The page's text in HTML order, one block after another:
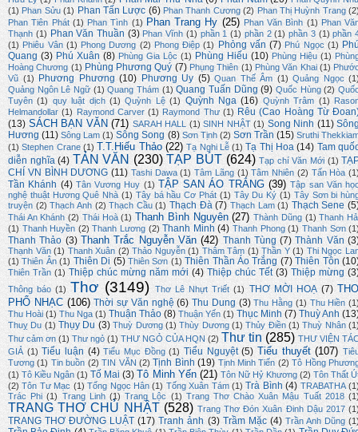
(1) Phan Sửu (1) Phan Tấn Lược (6) Phan Thanh Cương (2) Phan Thị Huỳnh Trang
Phan Tiên Phát (1) Phan Tình (1) Phan Trang Hy (25) Phan Văn Bình (1) Phan
Thạnh (1) Phan Văn Thuần (3) Phan Vĩnh (1) phần 1 (1) phần 2 (1) phần 3 (1) phần
(1) Phiêu Vân (1) Phong Dương (2) Phong Điệp (1) Phỏng vấn (7) Phú Ngọc (1)
Quang (3) Phú Xuân (8) Phùng Gia Lộc (1) Phùng Hiếu (10) Phùng Hiệu (1)
Hoàng Chương (1) Phùng Phương Quý (7) Phụng Thiên (1) Phùng Văn Khai (1)
Vũ (1) Phương Phương (10) Phương Uy (5) Quan Thế Âm (1) Quảng Ngọc
Quảng Ngôn Lê Ngữ (1) Quang Thám (1) Quang Tuấn Dũng (9) Quốc Hùng (2)
Tuyên (1) quy luật dịch (1) Quỳnh Lệ (1) Quỳnh Nga (16) Quỳnh Trâm (1)
Helmandollar (1) Raymond Carver (1) Raymond Thư (1) Rêu (Cao Hoàng Từ
(13) SÁCH BẠN VĂN (71) SARAH HALL (1) SINH NHẬT (1) Song Ninh (11)
Hương (11) Sông Lam (1) Sông Song (8) Sơn Tịnh (2) Sơn Trần (15) Sruthi
(1) Stephen Crane (1) T.T.Hiếu Thảo (22) Tạ Nghi Lễ (1) Tạ Thị Hoa (14) Tam
diễn nghĩa (4) TẢN VĂN (230) TẠP BÚT (624) Tạp chí Văn Mới (1)
CHÍ VN BÌNH DƯƠNG (11) Tashi Dawa (1) Tâm Lãng (1) Tâm Nhiên (2) Tấn Hòa
Tần Khánh (4) Tân Vương Huy (1) TẬP SAN ÁO TRẮNG (39) Tập san Văn
nghệ thuật Hương Quê Nhà (1) Tây bá hầu Cơ Phát (1) Tây Du Ký (1) Tây Sơn bi
truyện (2) Thạch Anh (2) Thạch Cầu (1) Thạch Đà (7) Thạch Lam (1) Thạch Sene
Thái An Khánh (2) Thái Hoà (1) Thanh Bình Nguyên (27) Thành Dũng (1) Thanh
(1) Thanh Huyền (2) Thanh Lương (2) Thanh Minh (4) Thanh Phong (1) Thanh Sơn
Thanh Thảo (3) Thanh Trắc Nguyễn Văn (42) Thanh Tùng (7) Thành Văn
Thạnh Văn (1) Thanh Xuân (2) Thảo Nguyễn (1) Thâm Tâm (1) Thần Y (1) Thi Ngọc
(1) Thiên Ân (1) Thiên Di (5) Thiên Sơn (1) Thiên Thần Áo Trắng (7) Thiên Tôn
Thiên Trần (1) Thiệp chúc mừng năm mới (4) Thiệp chúc Tết (3) Thiệp mừng
Thông báo (1) Thơ (3149) Thơ Lê Nhựt Triết (1) THƠ MỜI HOẠ (7)
PHỔ NHẠC (106) Thời sự Văn nghệ (6) Thu Dung (3) Thu Hằng (1) Thu Hiền
Thu Hoài (1) Thu Nga (1) Thuận Thảo (8) Thuận Yến (1) Thục Minh (7) Thuỳ Anh
Thuỵ Du (1) Thụy Du (3) Thuỳ Dương (1) Thùy Dương (1) Thủy Điền (1) Thuỳ Nhân
Thư cảm ơn (1) Thư ngỏ (1) THƯ NGỎ CỦA HQN (2) Thư tin (285) THƯ VIỆN
GIẢ (1) Tiểu luận (4) Tiểu Mục Đồng (1) Tiểu Nguyệt (5) Tiểu thuyết (107)
Tương (1) Tin buồn (2) TIN VĂN (2) Tịnh Bình (19) Tịnh Minh Tiến (2) Tô Hồng
(1) Tô Kiều Ngân (1) Tố Mai (3) Tô Minh Yến (21) Tôn Nữ Hỷ Khương (2) Tôn Thất
(2) Tôn Tư Mạc (1) Tống Ngọc Hân (1) Tống Xuân Tám (1) Trà Bình (4) TRABATHA
Trác Phi (1) Trang Linh (1) Trang Lộc (1) Trang Thơ Chào Xuân Mậu Tuất 2018
TRANG THƠ CHỦ NHẬT (528) Trang Thơ Đón Xuân Đinh Dậu 2017
TRANG THƠ ĐƯỜNG LUẬT (17) Tranh ảnh (3) Trầm Mặc (4) Trần Anh Dũng